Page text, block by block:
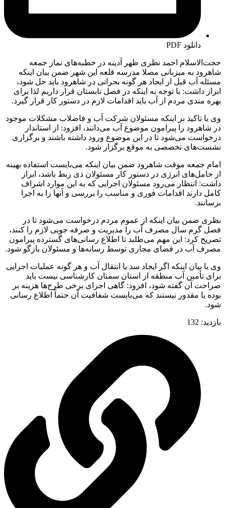
دانلود PDF
حجت‌الاسلام احمد نظری ظهر آدینه در خطبه‌های نماز جمعه
شاهرود به میزبانی مصلا مدرسه قلعه این شهر ضمن بیان اینکه
مسئله آب قبل از ایجاد هر گونه بحرانی در شاهرود باید حل شود،
ابراز داشت: با توجه به اینکه در فصل تابستان قرار داریم لذا برای
بهره مندی مردم از آب باید اقدامات لازم در دستور کار قرار گیرد.
وی با تاکید بر اینکه مسئولان شرکت آب و فاضلاب مشکلات موجود
در شاهرود را پیرامون موضوع آب می‌دانند، افزود: از استاندار
درخواست می‌شود تا در این موضوع ورود داشته باشند و برگزاری
نشست‌های تخصصی به موقع برگزار شود.
امام جمعه موقت شاهرود ضمن بیان اینکه می‌بایست استفاده بهینه
از حامل‌های انرژی در دستور کار مسئولان ذی ربط باشد، ابراز
داشت: انتظار می‌رود مسئولان اجرایی که به این موارد اشراف
کامل دارند اقدامات فوری و مناسب را بررسی و آنها را به اجرا
برسانند.
نظری ضمن بیان اینکه از عموم مردم درخواست می‌شود تا در
فصل گرم سال مصرف آب را مدیریت و صرفه جویی لازم را کنند،
تصریح کرد: این مهم می‌طلبد تا اطلاع رسانی‌های گسترده پیرامون
مصرف آب در فضای مجازی توسط رسانه‌ها و مسئولان بازگو شود.
وی با بیان اینکه اگر ایجاد سد یا انتقال آب و هر گونه عملیات اجرایی
برای تأمین آب منطقه از استان سمنان کارشناسی نیست باید
صراحت آن گفته شود، افزود: گاهی اجرای برخی طرح‌ها هزینه بر
بوده یا مقدور نیستند که می‌بایست شفافیت آن حتماً اطلاع رسانی
شود.
بازدید: 132